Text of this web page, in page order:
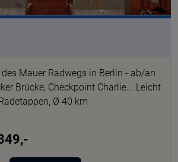
Mauer Radwegs in Berlin - ab/an
Brücke, Checkpoint Charlie... Leicht
Ø 40 km